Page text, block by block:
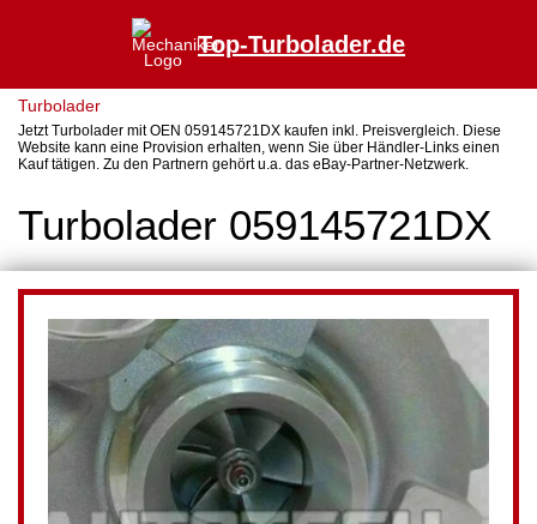
Top-Turbolader.de
Turbolader
Jetzt Turbolader mit OEN 059145721DX kaufen inkl. Preisvergleich. Diese
Website kann eine Provision erhalten, wenn Sie über Händler-Links einen
Kauf tätigen. Zu den Partnern gehört u.a. das eBay-Partner-Netzwerk.
Turbolader 059145721DX